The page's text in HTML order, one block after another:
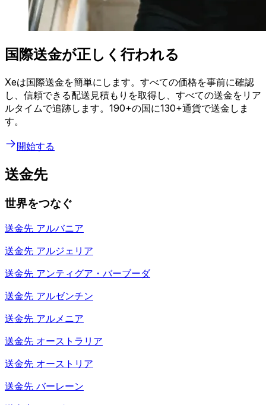
国際送金が正しく行われる
Xeは国際送金を簡単にします。すべての価格を事前に確認
し、信頼できる配送見積もりを取得し、すべての送金をリア
ルタイムで追跡します。190+の国に130+通貨で送金しま
す。
開始する
送金先
世界をつなぐ
送金先 アルバニア
送金先 アルジェリア
送金先 アンティグア・バーブーダ
送金先 アルゼンチン
送金先 アルメニア
送金先 オーストラリア
送金先 オーストリア
送金先 バーレーン